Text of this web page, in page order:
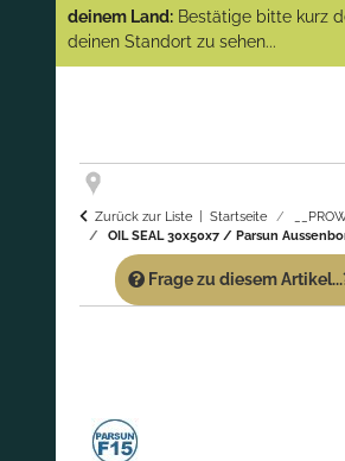
(Abverkauf)!
GARANTIE UND SERVICE:
deinem Land: Bestätige bitte kurz
deinen Standort zu sehen...
Zurück zur Liste Startseite
OIL SEAL 30x50x7 / Parsun
Frage zu diesem